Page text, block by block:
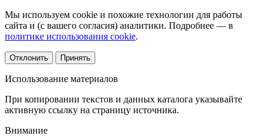
Мы используем cookie и похожие технологии для работы
сайта и (с вашего согласия) аналитики. Подробнее — в
политике использования cookie.
Отклонить Принять
Использование материалов
При копировании текстов и данных каталога указывайте
активную ссылку на страницу источника.
Внимание